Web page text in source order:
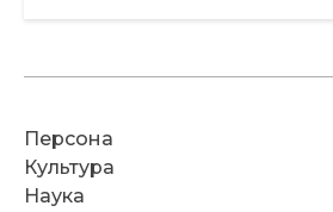
Персона
Культура
Наука